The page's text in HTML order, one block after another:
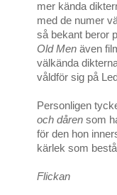
mer kända
med de numer
så bekant beror
Old Men även
välkända
våldför sig på
Personligen
och dåren som
för den hon
kärlek som
Flickan